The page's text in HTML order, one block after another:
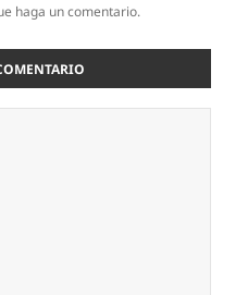
haga un comentario.